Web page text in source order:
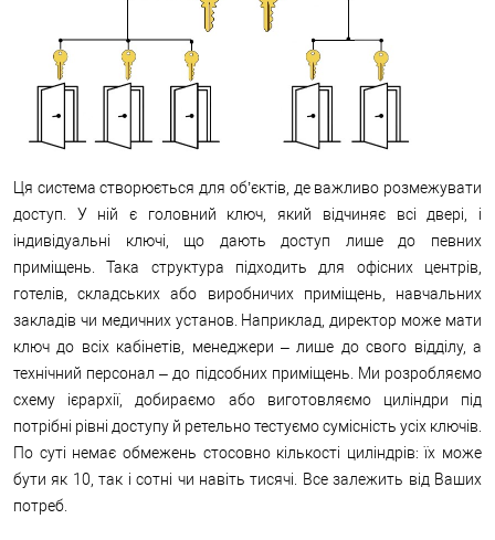
Ця система створюється для об’єктів, де важливо розмежувати
доступ. У ній є головний ключ, який відчиняє всі двері, і
індивідуальні ключі, що дають доступ лише до певних
приміщень. Така структура підходить для офісних центрів,
готелів, складських або виробничих приміщень, навчальних
закладів чи медичних установ. Наприклад, директор може мати
ключ до всіх кабінетів, менеджери – лише до свого відділу, а
технічний персонал – до підсобних приміщень. Ми розробляємо
схему ієрархії, добираємо або виготовляємо циліндри під
потрібні рівні доступу й ретельно тестуємо сумісність усіх ключів.
По суті немає обмежень стосовно кількості циліндрів: їх може
бути як 10, так і сотні чи навіть тисячі. Все залежить від Ваших
потреб.